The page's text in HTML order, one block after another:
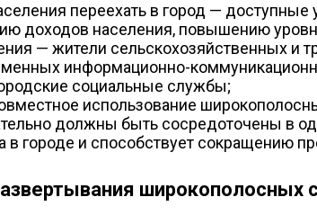
переехать в город —
доходов населения, повышению
— жители сельскохозяйственных и
информационно-
социальные службы;
использование
должны быть сосредоточены в
в городе и способствует сокращению
широкополосных